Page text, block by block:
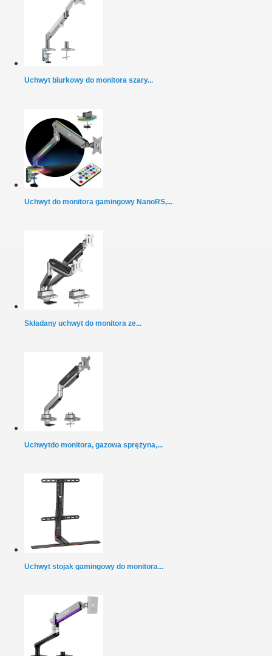
Uchwyt biurkowy do monitora szary...
Uchwyt do monitora gamingowy NanoRS,...
Składany uchwyt do monitora ze...
Uchwytdo monitora, gazowa sprężyna,...
Uchwyt stojak gamingowy do monitora...